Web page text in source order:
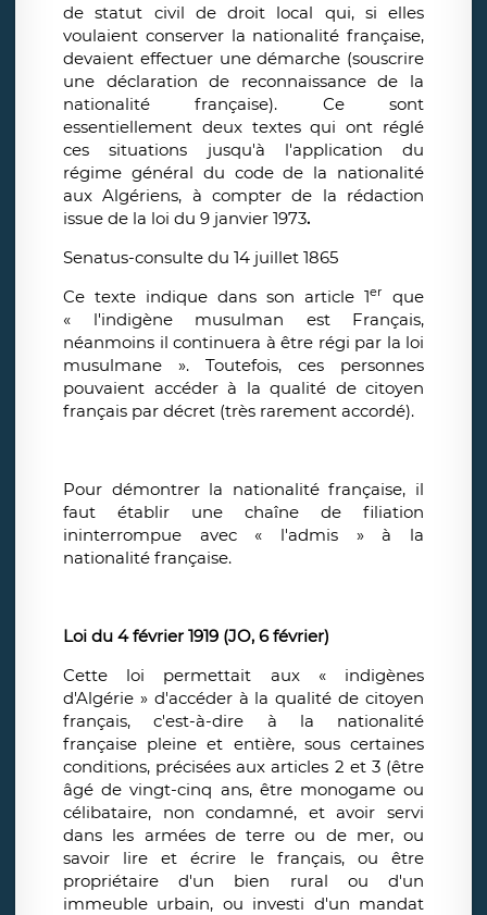
de statut civil de droit local qui, si elles
voulaient conserver la nationalité française,
devaient effectuer une démarche (souscrire
une déclaration de reconnaissance de la
nationalité française). Ce sont
essentiellement deux textes qui ont réglé
ces situations jusqu'à l'application du
régime général du code de la nationalité
aux Algériens, à compter de la rédaction
issue de la loi du 9 janvier 1973.
Senatus-consulte du 14 juillet 1865
Ce texte indique dans son article 1er
que
« l'indigène musulman est Français,
néanmoins il continuera à être régi par la loi
musulmane ». Toutefois, ces personnes
pouvaient accéder à la qualité de citoyen
français par décret (très rarement accordé).
Pour démontrer la nationalité française, il
faut établir une chaîne de filiation
ininterrompue avec « l'admis » à la
nationalité française.
Loi du 4 février 1919 (JO, 6 février)
Cette loi permettait aux « indigènes
d'Algérie » d'accéder à la qualité de citoyen
français, c'est-à-dire à la nationalité
française pleine et entière, sous certaines
conditions, précisées aux articles 2 et 3 (être
âgé de vingt-cinq ans, être monogame ou
célibataire, non condamné, et avoir servi
dans les armées de terre ou de mer, ou
savoir lire et écrire le français, ou être
propriétaire d'un bien rural ou d'un
immeuble urbain, ou investi d'un mandat